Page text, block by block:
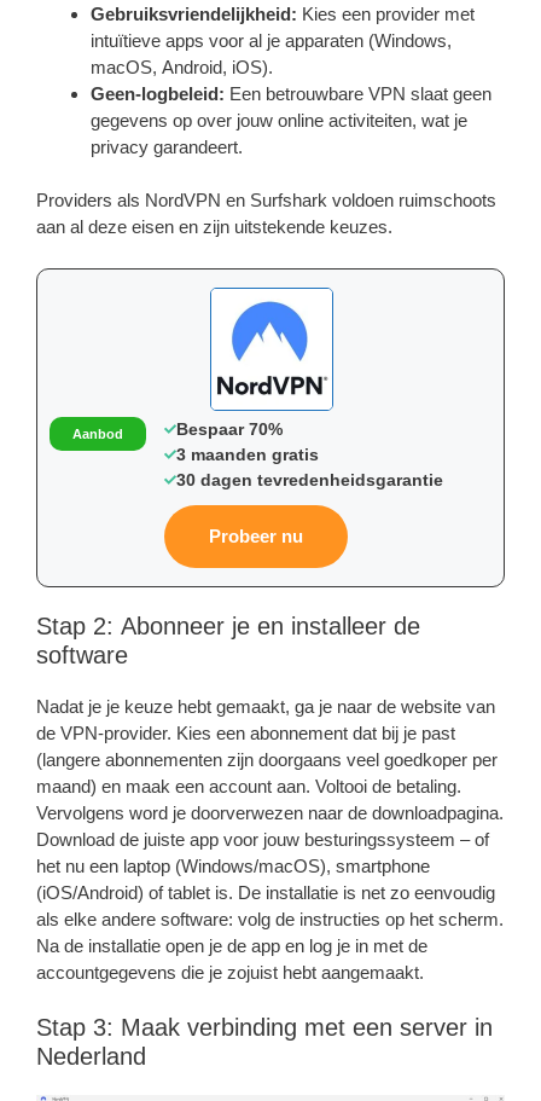
Gebruiksvriendelijkheid: Kies een provider met
intuïtieve apps voor al je apparaten (Windows,
macOS, Android, iOS).
Geen-logbeleid: Een betrouwbare VPN slaat geen
gegevens op over jouw online activiteiten, wat je
privacy garandeert.
Providers als NordVPN en Surfshark voldoen ruimschoots
aan al deze eisen en zijn uitstekende keuzes.
Aanbod
Bespaar 70%
3 maanden gratis
30 dagen tevredenheidsgarantie
Probeer nu
Stap 2: Abonneer je en installeer de
software
Nadat je je keuze hebt gemaakt, ga je naar de website van
de VPN-provider. Kies een abonnement dat bij je past
(langere abonnementen zijn doorgaans veel goedkoper per
maand) en maak een account aan. Voltooi de betaling.
Vervolgens word je doorverwezen naar de downloadpagina.
Download de juiste app voor jouw besturingssysteem – of
het nu een laptop (Windows/macOS), smartphone
(iOS/Android) of tablet is. De installatie is net zo eenvoudig
als elke andere software: volg de instructies op het scherm.
Na de installatie open je de app en log je in met de
accountgegevens die je zojuist hebt aangemaakt.
Stap 3: Maak verbinding met een server in
Nederland